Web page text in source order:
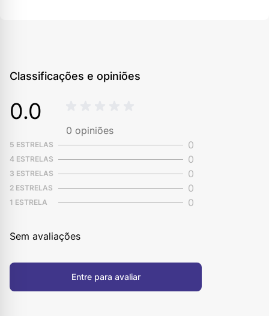
Classificações e opiniões
0.0
0 opiniões
5 ESTRELAS 0
4 ESTRELAS 0
3 ESTRELAS 0
2 ESTRELAS 0
1 ESTRELA 0
Sem avaliações
Entre para avaliar